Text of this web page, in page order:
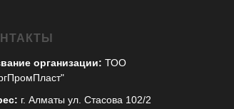
организации: ТОО
г. Алматы ул. Стасова 102/2